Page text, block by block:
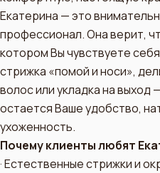
Екатерина — это
профессионал. Она верит,
котором Вы чувствуете
стрижка «помой и носи»,
волос или укладка на
остается Ваше удобство,
ухоженность.
Почему клиенты любят
· Естественные стрижки и